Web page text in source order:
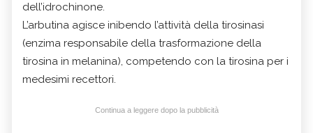
dell’idrochinone.
L’arbutina agisce inibendo l’attività della tirosinasi
(enzima responsabile della trasformazione della
tirosina in melanina), competendo con la tirosina per i
medesimi recettori.
Continua a leggere dopo la pubblicità